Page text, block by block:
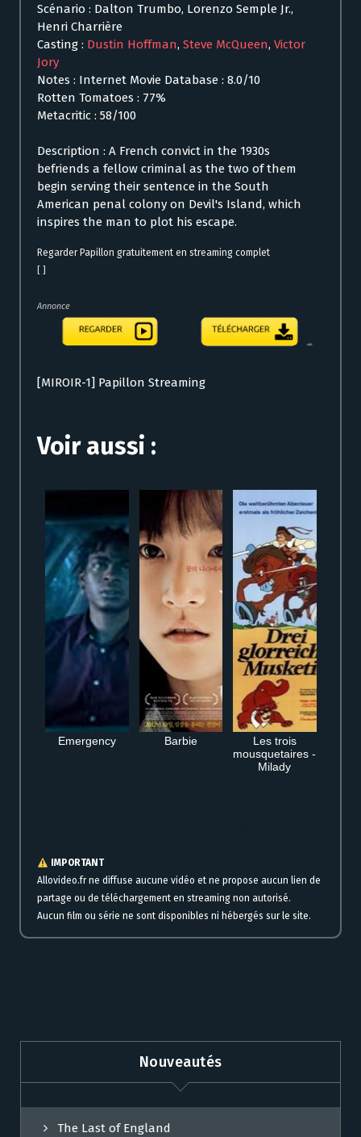
Scénario : Dalton Trumbo, Lorenzo Semple Jr.,
Henri Charrière
Casting : Dustin Hoffman, Steve McQueen, Victor
Jory
Notes : Internet Movie Database : 8.0/10
Rotten Tomatoes : 77%
Metacritic : 58/100
Description : A French convict in the 1930s
befriends a fellow criminal as the two of them
begin serving their sentence in the South
American penal colony on Devil's Island, which
inspires the man to plot his escape.
Regarder Papillon gratuitement en streaming complet
Annonce
[MIROIR-1] Papillon Streaming
Voir aussi :
Emergency Barbie
Les trois
mousquetaires -
Milady
IMPORTANT
Allovideo.fr ne diffuse aucune vidéo et ne propose aucun lien de
partage ou de téléchargement en streaming non autorisé.
Aucun film ou série ne sont disponibles ni hébergés sur le site.
Nouveautés
The Last of England